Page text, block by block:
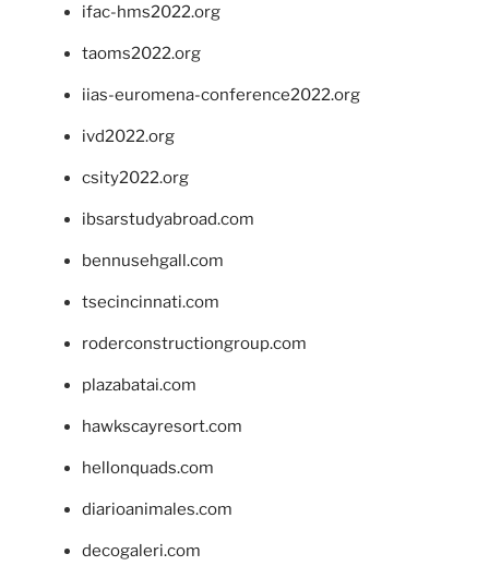
ifac-hms2022.org
taoms2022.org
iias-euromena-conference2022.org
ivd2022.org
csity2022.org
ibsarstudyabroad.com
bennusehgall.com
tsecincinnati.com
roderconstructiongroup.com
plazabatai.com
hawkscayresort.com
hellonquads.com
diarioanimales.com
decogaleri.com